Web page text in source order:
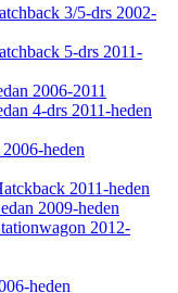
3/5-drs 2002-
5-drs 2011-
2006-2011
4-drs 2011-heden
heden
2011-heden
2009-heden
2012-
heden